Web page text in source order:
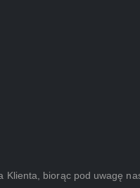
biorąc pod uwagę